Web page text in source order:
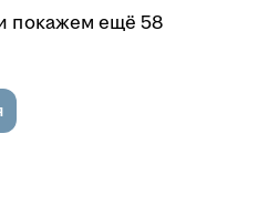
покажем ещё 58